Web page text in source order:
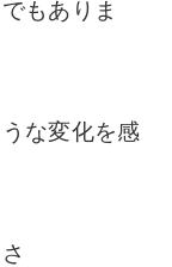
でもありま
な変化を感